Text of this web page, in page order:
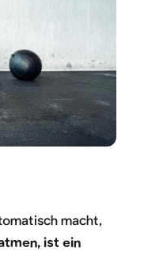
macht,
ist ein